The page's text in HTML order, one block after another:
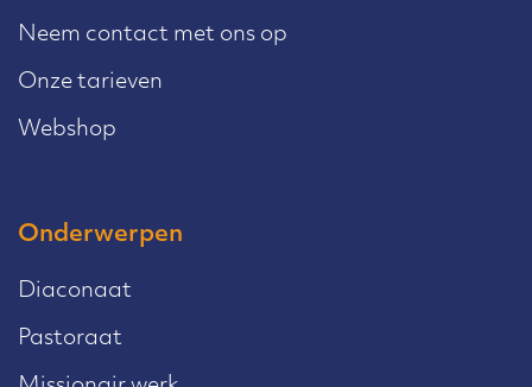
Neem contact met ons op
Onze tarieven
Webshop
Onderwerpen
Diaconaat
Pastoraat